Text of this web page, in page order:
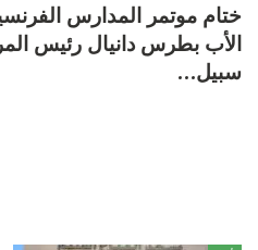
ختام موتمر المدارس
الأب بطرس دانيال رئيس
سبيل…